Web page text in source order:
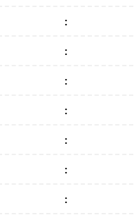
:
:
:
:
:
:
: